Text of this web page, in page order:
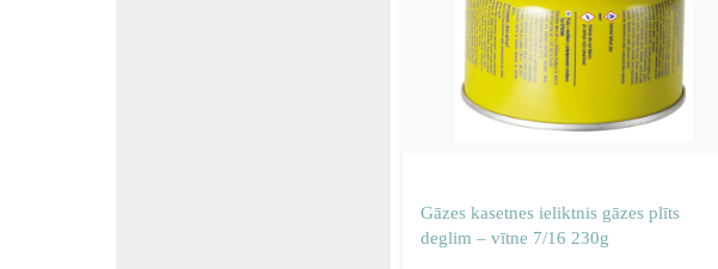
Gāzes kasetnes ieliktnis gāzes plīts
deglim – vītne 7/16 230g